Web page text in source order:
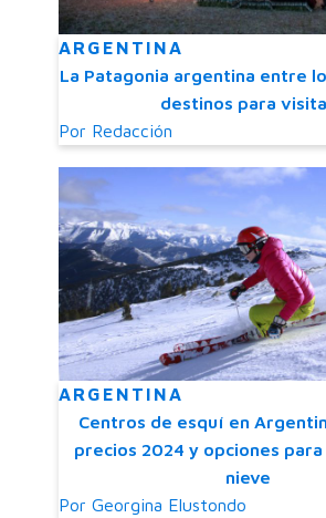
ARGENTINA
La Patagonia argentina entre
destinos para
Por Redacción
ARGENTINA
Centros de esquí en
precios 2024 y opciones
nieve
Por Georgina Elustondo